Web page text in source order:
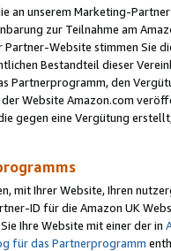
an unserem Marketing-
zur Teilnahme am
Website stimmen Sie
Bestandteil dieser
Partnerprogramm, den
Website Amazon.com
gegen eine Vergütung
mit Ihrer Website, Ihren
ID für die Amazon UK
Ihre Website mit einer der in
für das Partnerprogramm